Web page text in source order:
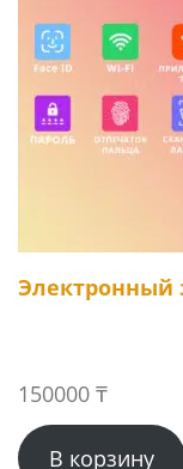
Электронный
150000 ₸
В корзину